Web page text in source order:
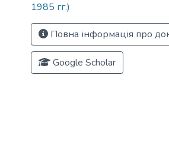
1985 гг.)
Повна інформація про
Google Scholar